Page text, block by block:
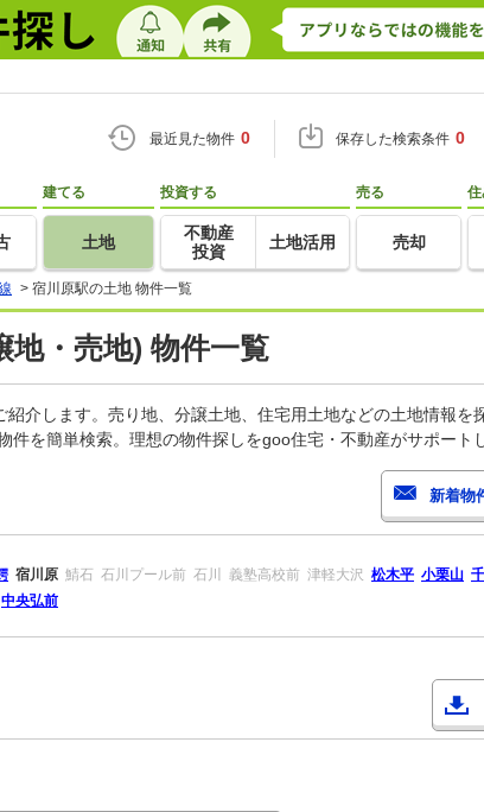
最近見た物件 0 保存した検索条件 0
建てる
土地
投資する
不動産
投資
土地活用
売る
売却
> 宿川原駅の土地 物件一覧
地・売地) 物件一覧
介します。売り地、分譲土地、住宅用土地などの土地情報を
を簡単検索。理想の物件探しをgoo住宅・不動産がサポート
宿川原 鯖石 石川プール前 石川 義塾高校前 津軽大沢 松木平 小栗山
中央弘前